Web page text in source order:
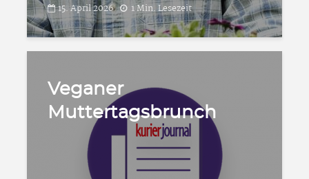
15. April 2026 1 Min. Lesezeit
Veganer
Muttertagsbrunch